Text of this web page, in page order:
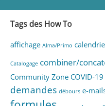
Tags des How To
affichage Alma/Primo
Catalogage combiner/
Community Zone COVID-19
demandes débours e-